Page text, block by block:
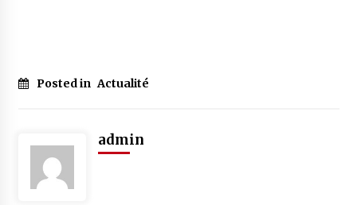
Posted in Actualité
admin